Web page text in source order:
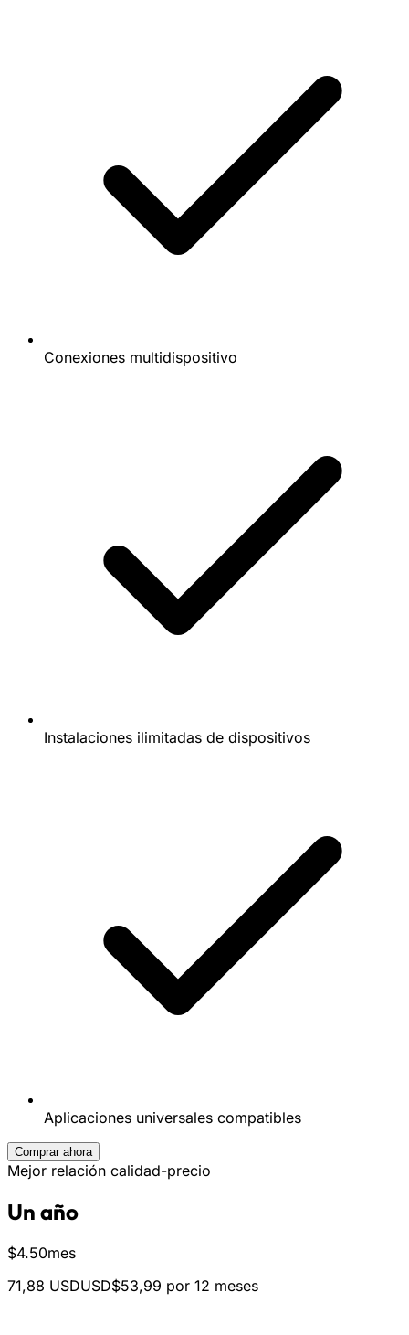
Conexiones multidispositivo
Instalaciones ilimitadas de dispositivos
Aplicaciones universales compatibles
Comprar ahora
Mejor relación calidad-precio
Un año
$4.50mes
71,88 USDUSD$53,99 por 12 meses